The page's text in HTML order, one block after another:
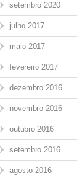
setembro 2020
julho 2017
maio 2017
fevereiro 2017
dezembro 2016
novembro 2016
outubro 2016
setembro 2016
agosto 2016